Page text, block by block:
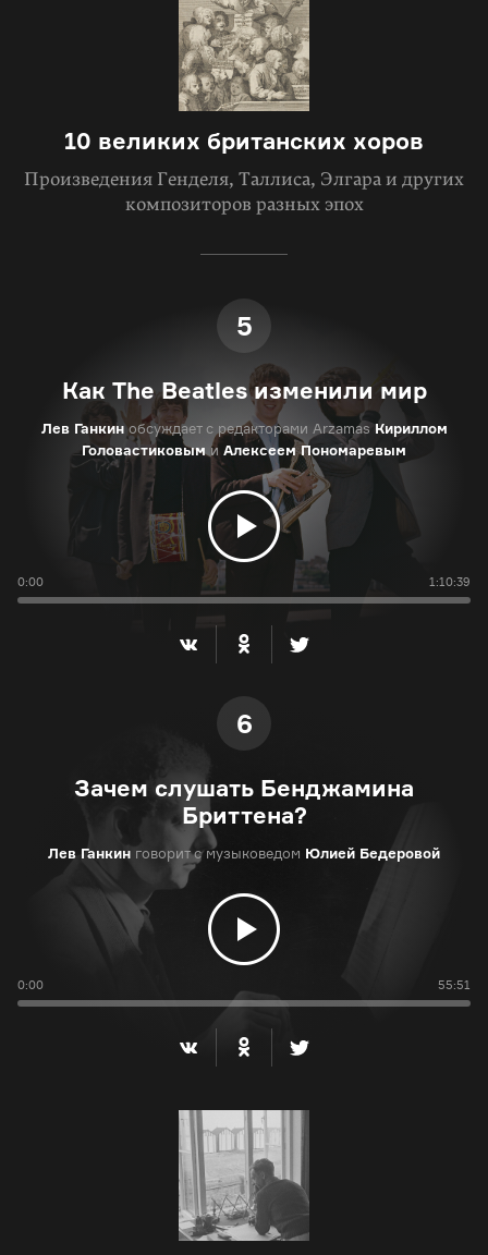
10 великих британских хоров
Произведения Генделя, Таллиса, Элгара и других
композиторов разных эпох
5
Как The Beatles изменили мир
Лев Ганкинобсуждает с редакторами ArzamasКириллом
Головастиковым и Алексеем Пономаревым
0:00 1:10:39
6
Зачем слушать Бенджамина
Бриттена?
Лев Ганкин говорит с музыковедом Юлией Бедеровой
0:00 55:51